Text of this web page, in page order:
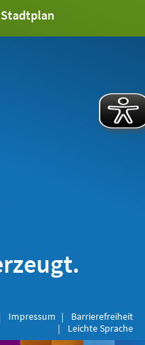
Stadtplan
Impressum
Barrierefreiheit
Leichte Sprache